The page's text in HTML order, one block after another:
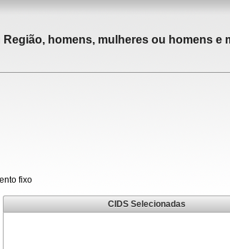
homens, mulheres ou homens
fixo
CIDS Selecionadas